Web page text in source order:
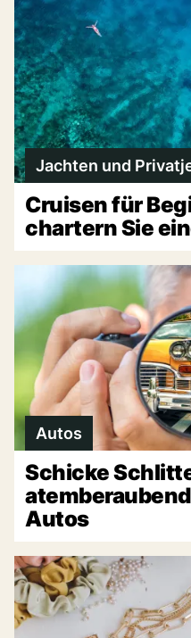
Jachten und
Cruisen für
chartern Sie
Autos
Schicke
Autos